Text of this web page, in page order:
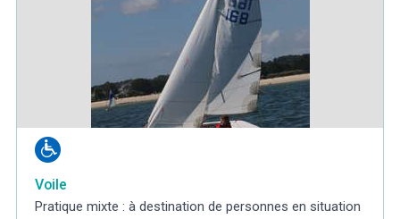
Voile
Pratique mixte : à destination de personnes en situation